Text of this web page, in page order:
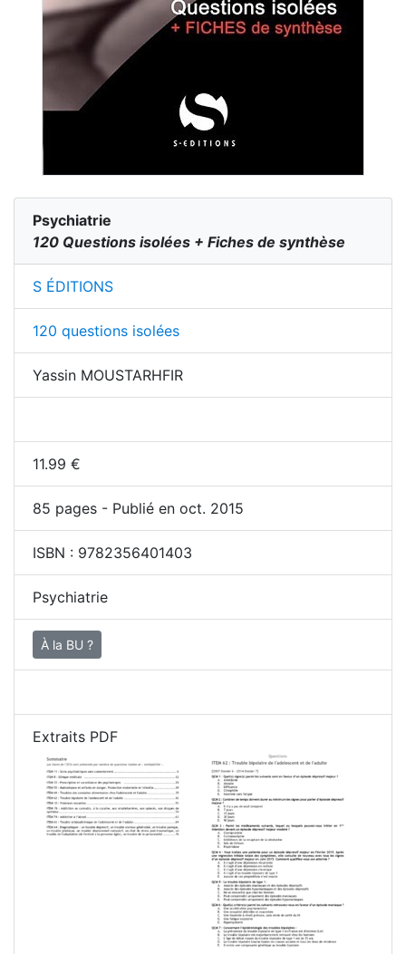
Psychiatrie
120 Questions isolées + Fiches de synthèse
S ÉDITIONS
120 questions isolées
Yassin MOUSTARHFIR
11.99 €
85 pages - Publié en oct. 2015
ISBN : 9782356401403
Psychiatrie
À la BU ?
Extraits PDF